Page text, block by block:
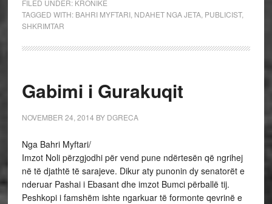
FILED UNDER: KRONIKE
TAGGED WITH: BAHRI MYFTARI, NDAHET NGA JETA, PUBLICIST,
SHKRIMTAR
Gabimi i Gurakuqit
NOVEMBER 24, 2014 BY DGRECA
Nga Bahri Myftari/
Imzot Noli përzgjodhi për vend pune ndërtesën që ngrihej
në të djathtë të sarajeve. Dikur aty punonin dy senatorët e
nderuar Pashai i Ebasant dhe imzot Bumci përballë tij.
Peshkopi i famshëm ishte ngarkuar të formonte qevrinë e